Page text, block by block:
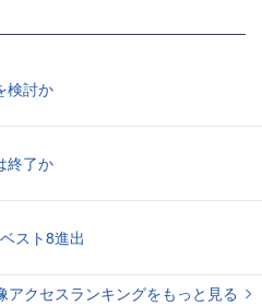
検討か
終了か
スト8進出
アクセスランキングをもっと見る